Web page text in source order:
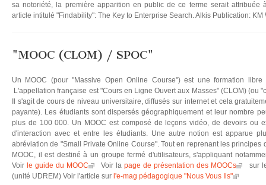
sa notoriété, la première apparition en public de ce terme serait attribuée
article intitulé "Findability": The Key to Enterprise Search. Alkis Publication: KM
"MOOC (CLOM) / SPOC"
Un MOOC (pour "Massive Open Online Course") est une formation libre
L'appellation française est "Cours en Ligne Ouvert aux Masses" (CLOM) (ou
Il s'agit de cours de niveau universitaire, diffusés sur internet et cela
payante). Les étudiants sont dispersés géographiquement et leur nombre
plus de 100 000. Un MOOC est composé de leçons vidéo, de devoirs ou
d'interaction avec et entre les étudiants. Une autre notion est apparue
abréviation de "Small Private Online Course". Tout en reprenant les principes
MOOC, il est destiné à un groupe fermé d'utilisateurs, s'appliquant
Voir le guide du MOOC Voir lapage de présentation des MOOCs
sur
(unité UDREM) Voir l'article sur l'e-mag pédagogique "Nous Vous Ils"